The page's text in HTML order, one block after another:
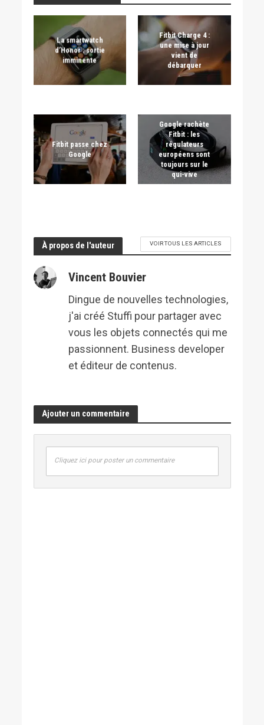
La smartwatch
d’Honor : sortie
imminente
Fitbit Charge 4 :
une mise à jour
vient de
débarquer
Fitbit passe chez
Google
Google rachète
Fitbit : les
régulateurs
européens sont
toujours sur le
qui-vive
À propos de l'auteur VOIR TOUS LES ARTICLES
Vincent Bouvier
Dingue de nouvelles technologies,
j'ai créé Stuffi pour partager avec
vous les objets connectés qui me
passionnent. Business developer
et éditeur de contenus.
Ajouter un commentaire
Cliquez ici pour poster un commentaire